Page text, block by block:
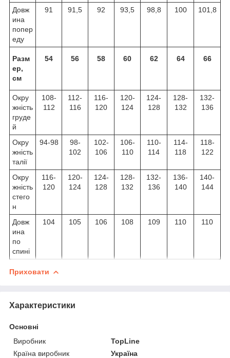
Довж
ина
попер
еду
91 91,5 92 93,5 98,8 100 101,8
Разм
ер,
см
54 56 58 60 62 64 66
Окру
жність
груде
й
108-
112
112-
116
116-
120
120-
124
124-
128
128-
132
132-
136
Окру
жність
талії
94-98
98-
102
102-
106
106-
110
110-
114
114-
118
118-
122
Окру
жність
стего
н
116-
120
120-
124
124-
128
128-
132
132-
136
136-
140
140-
144
Довж
ина
по
спині
104 105 106 108 109 110 110
Приховати
Характеристики
Основні
Виробник
TopLine
Країна виробник
Україна